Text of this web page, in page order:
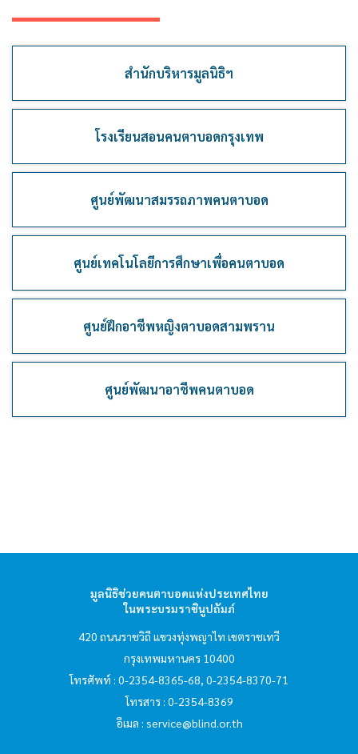
สำนักบริหารมูลนิธิฯ
โรงเรียนสอนคนตาบอดกรุงเทพ
ศูนย์พัฒนาสมรรถภาพคนตาบอด
ศูนย์เทคโนโลยีการศึกษาเพื่อคนตาบอด
ศูนย์ฝึกอาชีพหญิงตาบอดสามพราน
ศูนย์พัฒนาอาชีพคนตาบอด
มูลนิธิช่วยคนตาบอดแห่งประเทศไทย
ในพระบรมราชินูปถัมภ์
420 ถนนราชวิถี แขวงทุ่งพญาไท เขตราชเทวี
กรุงเทพมหานคร 10400
โทรศัพท์ : 0-2354-8365-68, 0-2354-8370-71
โทรสาร : 0-2354-8369
อีเมล : service@blind.or.th
hello1
I'm your AI Assistant! Curious about this
I'm your AI Assistant! Curious about this
website? Ask me anything!